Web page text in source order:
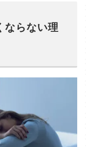
ならない理